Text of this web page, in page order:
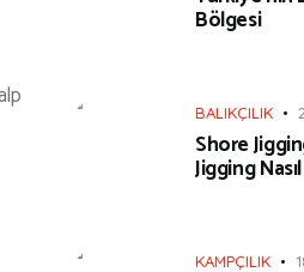
Bölgesi
BALIKÇILIK
Shore
Jigging Nasıl
KAMPÇILIK